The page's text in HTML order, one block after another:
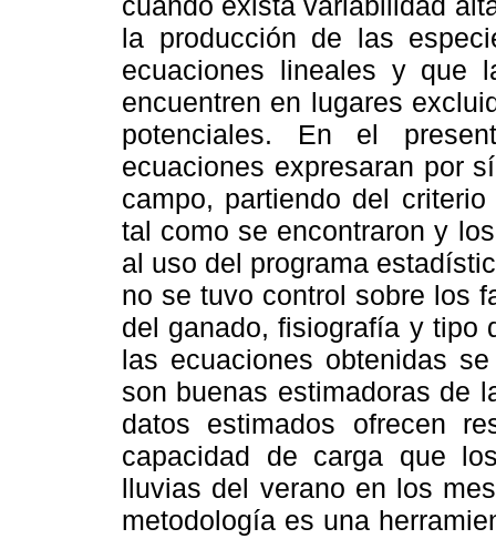
la producción de las
ecuaciones lineales y que
encuentren en lugares
potenciales. En el
ecuaciones expresaran por
campo, partiendo del
tal como se encontraron y
al uso del programa
no se tuvo control sobre los
del ganado, fisiografía y tipo
las ecuaciones obtenidas
son buenas estimadoras de
datos estimados ofrecen
capacidad de carga que
lluvias del verano en los
metodología es una